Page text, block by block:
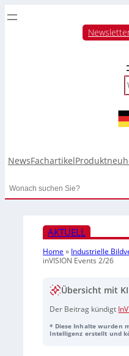
NewsFachartikel
Search
AKTUELL
Home » Industrielle
inVISION Events 2/26
Übersicht mit KI
Der Beitrag kündigt
Audioaufnahme KI-
* Diese Inhalte wurden
Intelligenz erstellt und